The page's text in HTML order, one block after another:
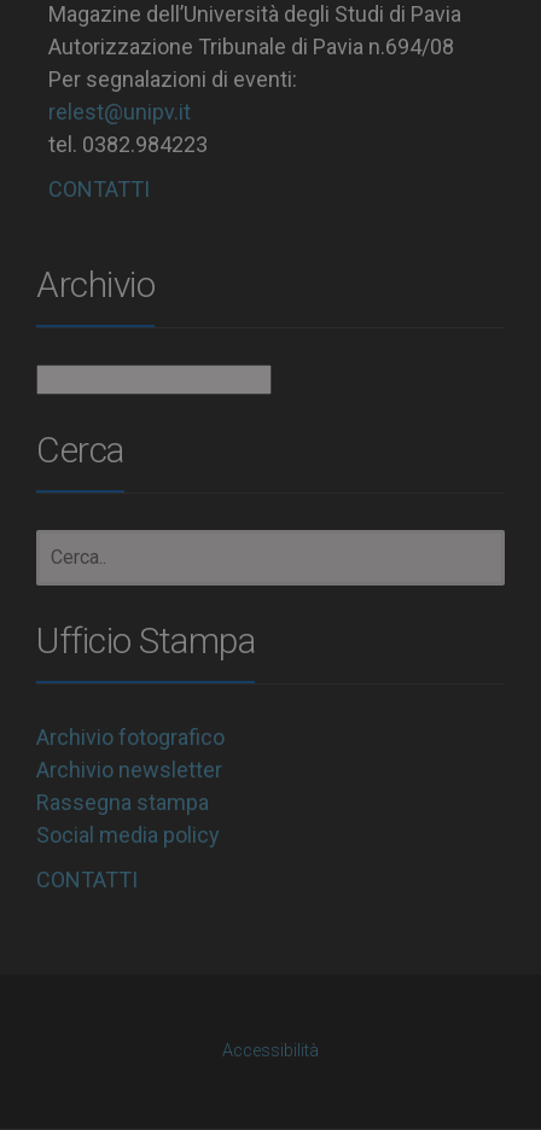
Magazine dell’Università degli Studi di Pavia
Autorizzazione Tribunale di Pavia n.694/08
Per segnalazioni di eventi:
relest@unipv.it
tel. 0382.984223
CONTATTI
Archivio
Cerca
Ufficio Stampa
Archivio fotografico
Archivio newsletter
Rassegna stampa
Social media policy
CONTATTI
Accessibilità